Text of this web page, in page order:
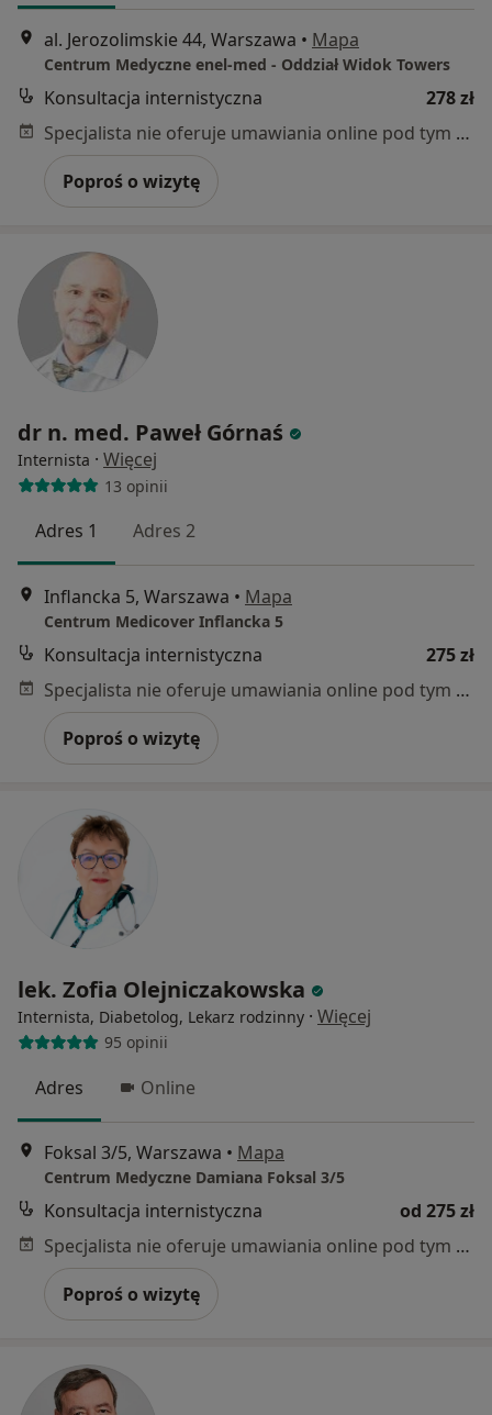
al. Jerozolimskie 44, Warszawa • Mapa
Centrum Medyczne enel-med - Oddział Widok Towers
Konsultacja internistyczna
278 zł
Specjalista nie oferuje umawiania online pod tym adresem.
Poproś o wizytę
dr n. med. Paweł Górnaś
Internista · Więcej
13 opinii
Adres 1 Adres 2
Inflancka 5, Warszawa • Mapa
Centrum Medicover Inflancka 5
Konsultacja internistyczna
275 zł
Specjalista nie oferuje umawiania online pod tym adresem.
Poproś o wizytę
lek. Zofia Olejniczakowska
Internista, Diabetolog, Lekarz rodzinny · Więcej
95 opinii
Adres Online
Foksal 3/5, Warszawa • Mapa
Centrum Medyczne Damiana Foksal 3/5
Konsultacja internistyczna
od 275 zł
Specjalista nie oferuje umawiania online pod tym adresem.
Poproś o wizytę